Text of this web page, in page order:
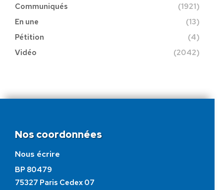
Communiqués
(1921)
En une
(13)
Pétition
(4)
Vidéo
(2042)
Nos coordonnées
Nous écrire
BP 80479
75327 Paris Cedex 07